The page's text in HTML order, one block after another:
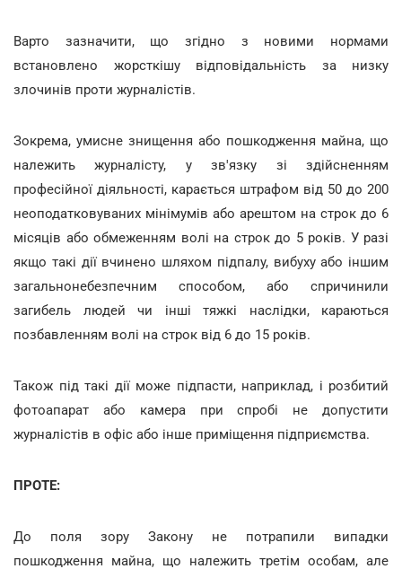
Варто зазначити, що згідно з новими нормами
встановлено жорсткішу відповідальність за низку
злочинів проти журналістів.
Зокрема, умисне знищення або пошкодження майна, що
належить журналісту, у зв'язку зі здійсненням
професійної діяльності, карається штрафом від 50 до 200
неоподатковуваних мінімумів або арештом на строк до 6
місяців або обмеженням волі на строк до 5 років. У разі
якщо такі дії вчинено шляхом підпалу, вибуху або іншим
загальнонебезпечним способом, або спричинили
загибель людей чи інші тяжкі наслідки, караються
позбавленням волі на строк від 6 до 15 років.
Також під такі дії може підпасти, наприклад, і розбитий
фотоапарат або камера при спробі не допустити
журналістів в офіс або інше приміщення підприємства.
ПРОТЕ:
До поля зору Закону не потрапили випадки
пошкодження майна, що належить третім особам, але